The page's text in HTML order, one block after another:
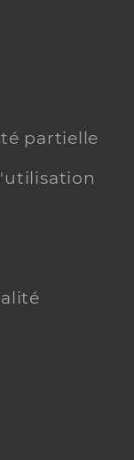
partielle